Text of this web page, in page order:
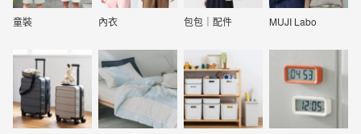
童裝 內衣 包包｜配件 MUJI Labo